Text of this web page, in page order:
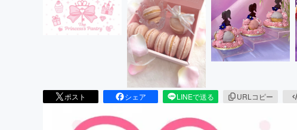
ポスト シェア LINEで送る URLコピー